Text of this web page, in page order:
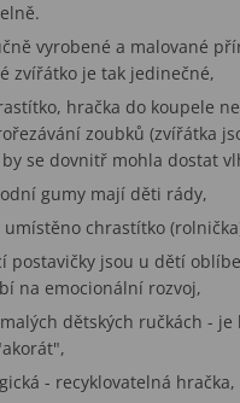
vyrobené a malované
zvířátko je tak jedinečné,
hračka do koupele
zoubků (zvířátka
se dovnitř mohla dostat
gumy mají děti rády,
chrastítko
postavičky jsou u dětí
na emocionální rozvoj,
dětských ručkách - je
- recyklovatelná hračka,